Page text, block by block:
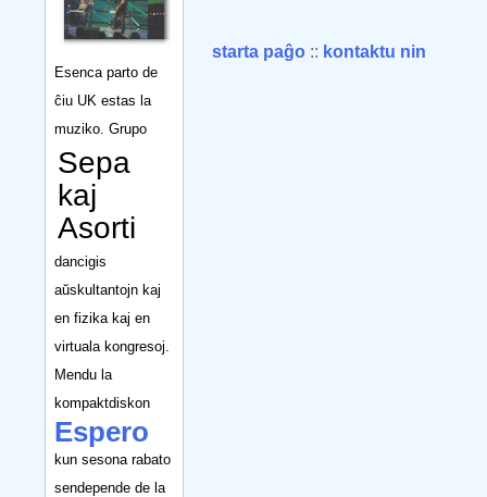
Esenca parto de
ĉiu UK estas la
muziko. Grupo
Sepa
kaj
Asorti
dancigis
aŭskultantojn kaj
en fizika kaj en
virtuala kongresoj.
Mendu la
kompaktdiskon
Espero
kun sesona rabato
sendepende de la
starta paĝo :: kontaktu nin